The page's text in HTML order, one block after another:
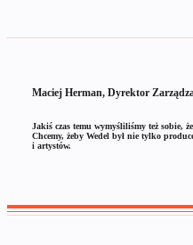
Maciej Herman, Dyrektor
Jakiś czas temu wymyśliliśmy też sobie,
Chcemy, żeby Wedel był nie tylko
i artystów.